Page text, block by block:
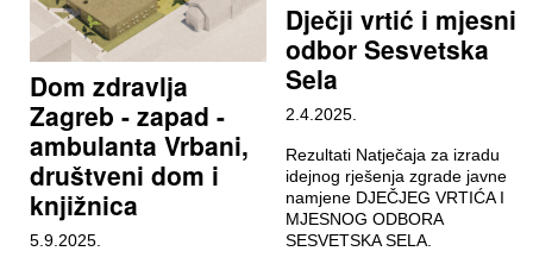
Dom zdravlja
Zagreb - zapad -
ambulanta Vrbani,
društveni dom i
knjižnica
5.9.2025.
Dječji vrtić i mjesni
odbor Sesvetska
Sela
2.4.2025.
Rezultati Natječaja za izradu
idejnog rješenja zgrade javne
namjene DJEČJEG VRTIĆA I
MJESNOG ODBORA
SESVETSKA SELA.